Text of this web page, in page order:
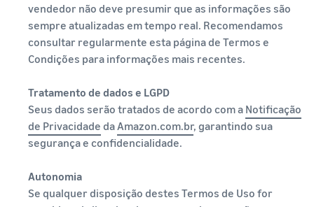
vendedor não deve presumir que as informações são
sempre atualizadas em tempo real. Recomendamos
consultar regularmente esta página de Termos e
Condições para informações mais recentes.
Tratamento de dados e LGPD
Seus dados serão tratados de acordo com a Notificação
de Privacidade daAmazon.com.br, garantindo sua
segurança e confidencialidade.
Autonomia
Se qualquer disposição destes Termos de Uso for